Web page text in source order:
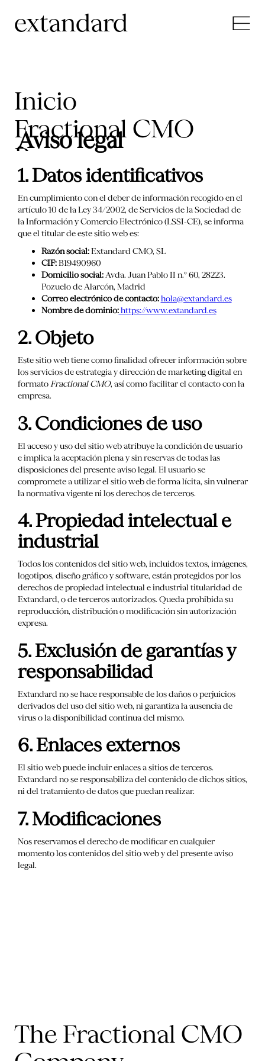
extandard
Inicio
Fractional CMO
Recursos
Casos de éxito
Servicios
Aviso legal
1. Datos identificativos
En cumplimiento con el deber de información recogido en el
artículo 10 de la Ley 34/2002, de Servicios de la Sociedad de
la Información y Comercio Electrónico (LSSI-CE), se informa
que el titular de este sitio web es:
Razón social:Extandard CMO, SL
CIF:B19490960
Domicilio social:Avda. Juan Pablo II n.º 60, 28223.
Pozuelo de Alarcón, Madrid
Correo electrónico de contacto:hola@extandard.es
Nombre de dominio:https://www.extandard.es
2. Objeto
Este sitio web tiene como finalidad ofrecer información sobre
los servicios de estrategia y dirección de marketing digital en
formatoFractional CMO, así como facilitar el contacto con la
empresa.
3. Condiciones de uso
El acceso y uso del sitio web atribuye la condición de usuario
e implica la aceptación plena y sin reservas de todas las
disposiciones del presente aviso legal. El usuario se
compromete a utilizar el sitio web de forma lícita, sin vulnerar
la normativa vigente ni los derechos de terceros.
4. Propiedad intelectual e
industrial
Todos los contenidos del sitio web, incluidos textos, imágenes,
logotipos, diseño gráfico y software, están protegidos por los
derechos de propiedad intelectual e industrial titularidad de
Extandard, o de terceros autorizados. Queda prohibida su
reproducción, distribución o modificación sin autorización
expresa.
5. Exclusión de garantías y
responsabilidad
Extandard no se hace responsable de los daños o perjuicios
derivados del uso del sitio web, ni garantiza la ausencia de
virus o la disponibilidad continua del mismo.
6. Enlaces externos
El sitio web puede incluir enlaces a sitios de terceros.
Extandard no se responsabiliza del contenido de dichos sitios,
ni del tratamiento de datos que puedan realizar.
7. Modificaciones
Nos reservamos el derecho de modificar en cualquier
momento los contenidos del sitio web y del presente aviso
legal.
The Fractional CMO